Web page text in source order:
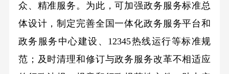
众、精准服务。为此，可加强政务服务标准总
体设计，制定完善全国一体化政务服务平台和
政务服务中心建设、12345热线运行等标准规
范；及时清理和修订与政务服务改革不相适应